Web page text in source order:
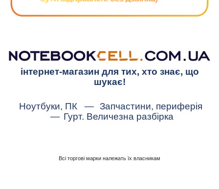
інтернет-магазин для тих, хто знає, що
шукає!
Ноутбуки, ПК — Запчастини, периферія
— Гурт. Величезна разбірка
Всі торгові марки належать їх власникам